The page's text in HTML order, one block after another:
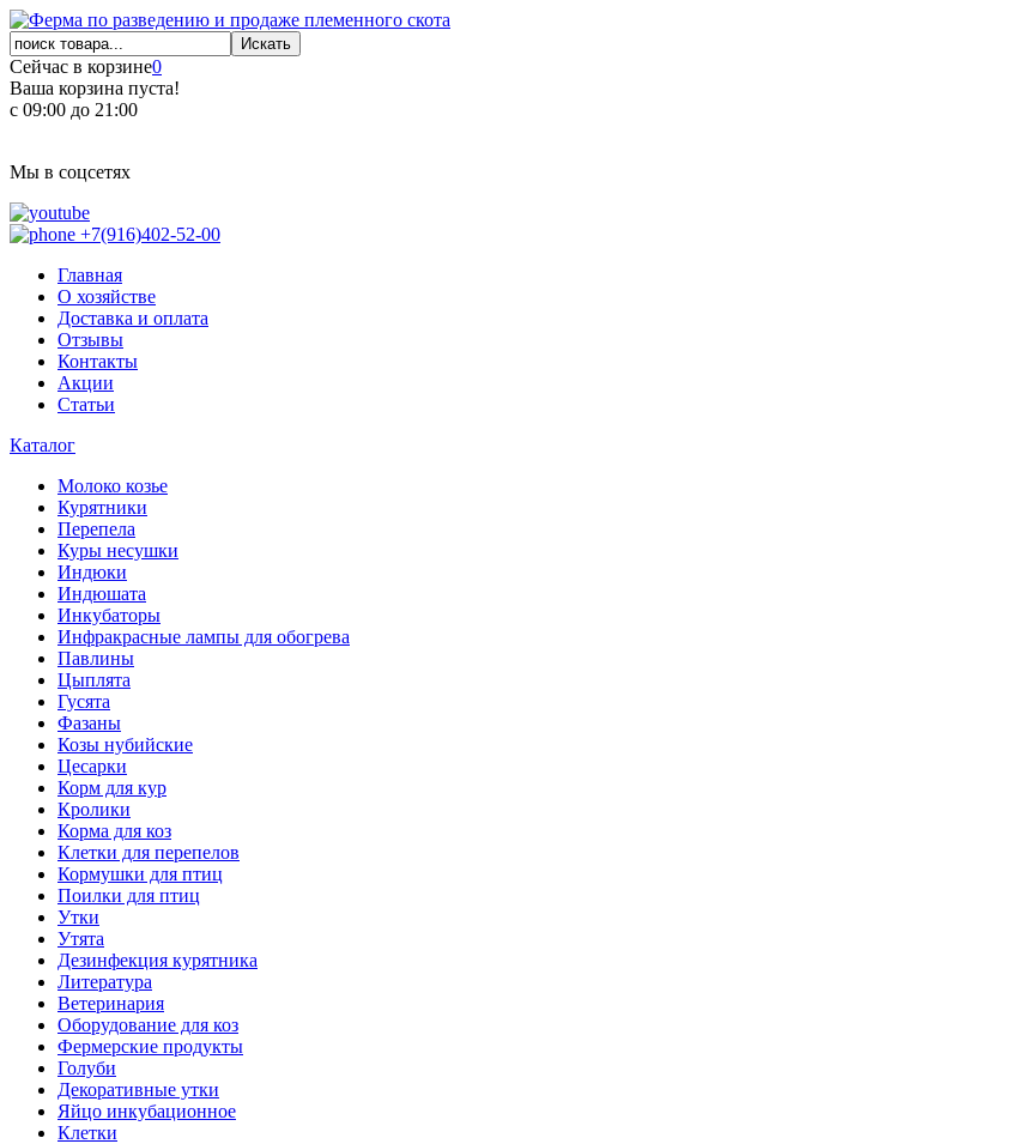
Сейчас в корзине0
Ваша корзина пуста!
с 09:00 до 21:00
Мы в соцсетях
+7(916)402-52-00
Главная
О хозяйстве
Доставка и оплата
Отзывы
Контакты
Акции
Статьи
Каталог
Молоко козье
Курятники
Перепела
Куры несушки
Индюки
Индюшата
Инкубаторы
Инфракрасные лампы для обогрева
Павлины
Цыплята
Гусята
Фазаны
Козы нубийские
Цесарки
Корм для кур
Кролики
Корма для коз
Клетки для перепелов
Кормушки для птиц
Поилки для птиц
Утки
Утята
Дезинфекция курятника
Литература
Ветеринария
Оборудование для коз
Фермерские продукты
Голуби
Декоративные утки
Яйцо инкубационное
Клетки